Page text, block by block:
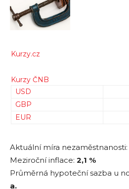
Kurzy.cz
Kurzy ČNB
USD
GBP
EUR
Aktuální míra nezaměstnanosti:
Meziroční inflace: 2,1 %
Průměrná hypoteční sazba u
a.